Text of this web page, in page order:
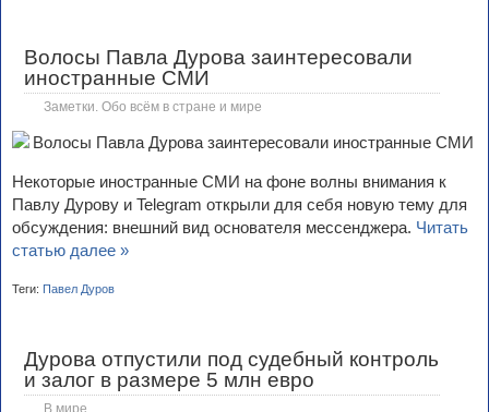
Волосы Павла Дурова заинтересовали
иностранные СМИ
Заметки. Обо всём в стране и мире
Некоторые иностранные СМИ на фоне волны внимания к
Павлу Дурову и Telegram открыли для себя новую тему для
обсуждения: внешний вид основателя мессенджера. Читать
статью далее »
Теги: Павел Дуров
Дурова отпустили под судебный контроль
и залог в размере 5 млн евро
В мире